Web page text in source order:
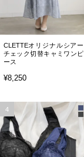
CLETTEオリジナルシアー
チェック切替キャミワンピ
ース
¥8,250
4